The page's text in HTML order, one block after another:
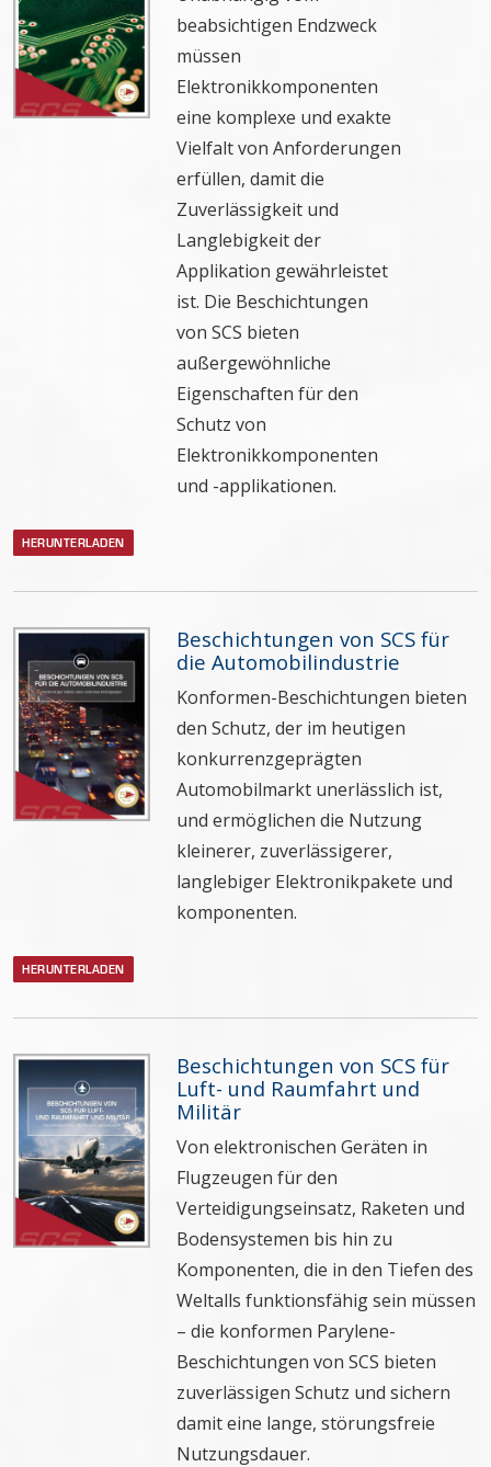
beabsichtigen Endzweck
müssen
Elektronikkomponenten
eine komplexe und exakte
Vielfalt von Anforderungen
erfüllen, damit die
Zuverlässigkeit und
Langlebigkeit der
Applikation gewährleistet
ist. Die Beschichtungen
von SCS bieten
außergewöhnliche
Eigenschaften für den
Schutz von
Elektronikkomponenten
und -applikationen.
HERUNTERLADEN
Beschichtungen von SCS für
die Automobilindustrie
Konformen-Beschichtungen bieten
den Schutz, der im heutigen
konkurrenzgeprägten
Automobilmarkt unerlässlich ist,
und ermöglichen die Nutzung
kleinerer, zuverlässigerer,
langlebiger Elektronikpakete und
komponenten.
HERUNTERLADEN
Beschichtungen von SCS für
Luft- und Raumfahrt und
Militär
Von elektronischen Geräten in
Flugzeugen für den
Verteidigungseinsatz, Raketen und
Bodensystemen bis hin zu
Komponenten, die in den Tiefen des
Weltalls funktionsfähig sein müssen
– die konformen Parylene-
Beschichtungen von SCS bieten
zuverlässigen Schutz und sichern
damit eine lange, störungsfreie
Nutzungsdauer.